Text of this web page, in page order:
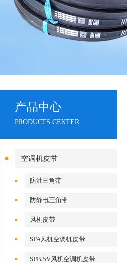
产品中心
PRODUCTS CENTER
空调机皮带
防油三角带
防静电三角带
风机皮带
SPA风机空调机皮带
SPB/5V风机空调机皮带